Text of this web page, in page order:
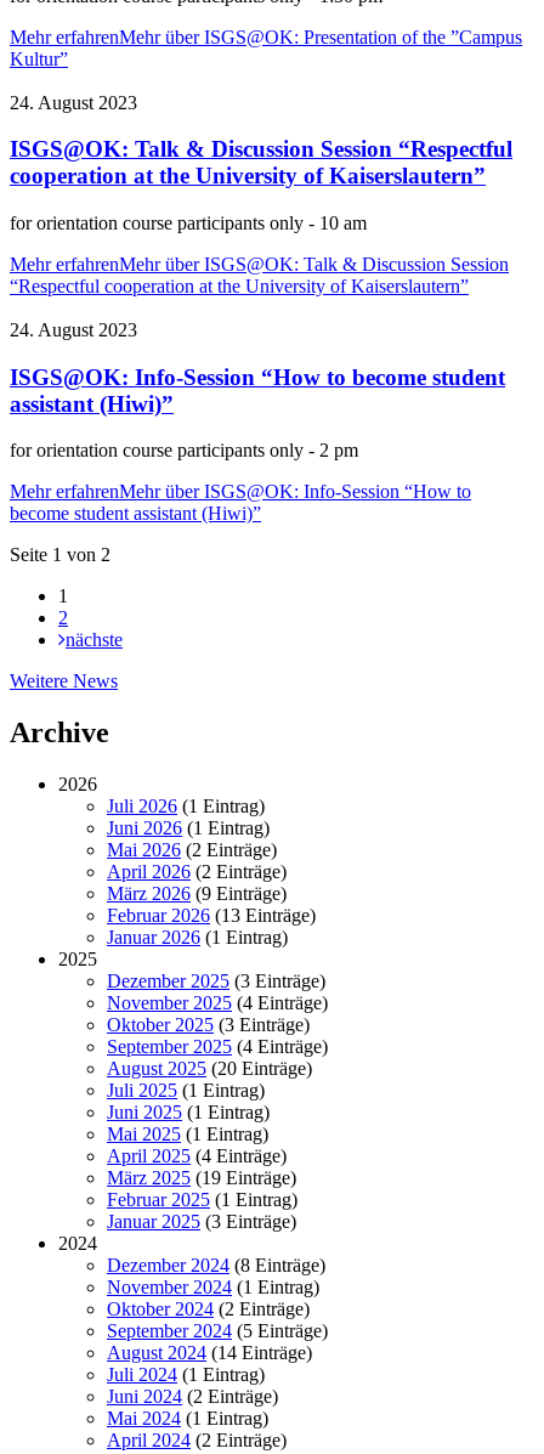
Mehr erfahrenMehr über ISGS@OK: Presentation of the ”Campus
Kultur”
24. August 2023
ISGS@OK: Talk & Discussion Session “Respectful
cooperation at the University of Kaiserslautern”
for orientation course participants only - 10 am
Mehr erfahrenMehr über ISGS@OK: Talk & Discussion Session
“Respectful cooperation at the University of Kaiserslautern”
24. August 2023
ISGS@OK: Info-Session “How to become student
assistant (Hiwi)”
for orientation course participants only - 2 pm
Mehr erfahrenMehr über ISGS@OK: Info-Session “How to
become student assistant (Hiwi)”
Seite 1 von 2
1
2
nächste
Weitere NewsWeitere
Archive
2026
Juli 2026 (1 Eintrag)
Juni 2026 (1 Eintrag)
Mai 2026 (2 Einträge)
April 2026 (2 Einträge)
März 2026 (9 Einträge)
Februar 2026 (13 Einträge)
Januar 2026 (1 Eintrag)
2025
Dezember 2025 (3 Einträge)
November 2025 (4 Einträge)
Oktober 2025 (3 Einträge)
September 2025 (4 Einträge)
August 2025 (20 Einträge)
Juli 2025 (1 Eintrag)
Juni 2025 (1 Eintrag)
Mai 2025 (1 Eintrag)
April 2025 (4 Einträge)
März 2025 (19 Einträge)
Februar 2025 (1 Eintrag)
Januar 2025 (3 Einträge)
2024
Dezember 2024 (8 Einträge)
November 2024 (1 Eintrag)
Oktober 2024 (2 Einträge)
September 2024 (5 Einträge)
August 2024 (14 Einträge)
Juli 2024 (1 Eintrag)
Juni 2024 (2 Einträge)
Mai 2024 (1 Eintrag)
April 2024 (2 Einträge)